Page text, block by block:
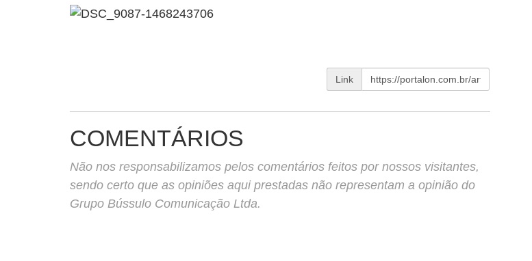
Link
COMENTÁRIOS
Não nos responsabilizamos pelos comentários feitos por nossos visitantes,
sendo certo que as opiniões aqui prestadas não representam a opinião do
Grupo Bússulo Comunicação Ltda.